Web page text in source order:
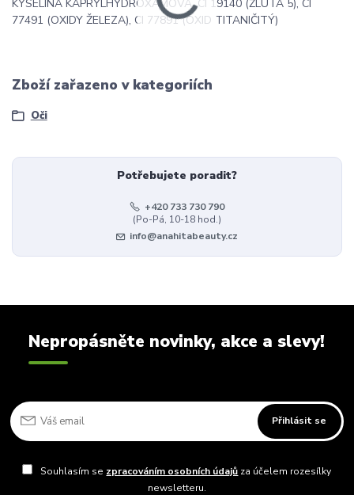
KYSELINA KAPRYLHYDROXAMOVÁ, CI 19140 (ŽLUTÁ 5), CI
77491 (OXIDY ŽELEZA), CI 77891 (OXID TITANIČITÝ)
Zboží zařazeno v kategoriích
Oči
Potřebujete poradit?
+420 733 730 790
(Po-Pá, 10-18 hod.)
info@anahitabeauty.cz
Nepropásněte novinky, akce a slevy!
Přihlásit se
Souhlasím se zpracováním osobních údajů za účelem rozesílky
newsletteru.